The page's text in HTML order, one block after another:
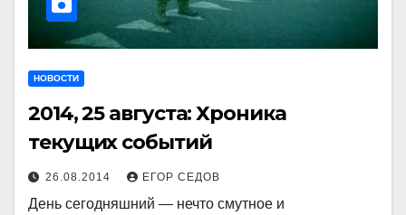
НОВОСТИ
2014, 25 августа: Хроника
текущих событий
26.08.2014 ЕГОР СЕДОВ
День сегодняшний — нечто смутное и